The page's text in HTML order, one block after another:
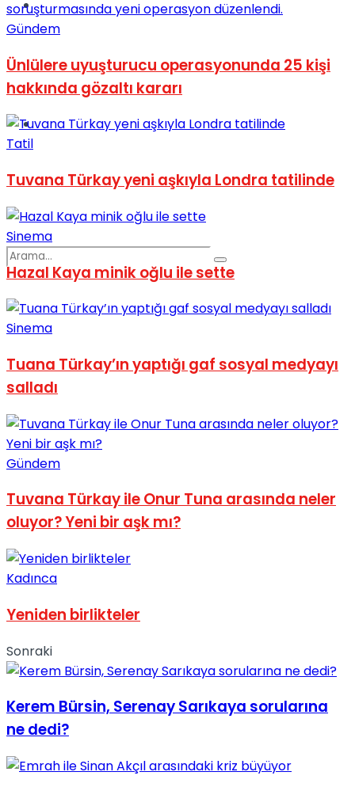
Spor
Podcast
No Result
View All Result
Gündem
Ünlülere uyuşturucu operasyonunda 25 kişi
hakkında gözaltı kararı
Tatil
Tuvana Türkay yeni aşkıyla Londra tatilinde
Sinema
Hazal Kaya minik oğlu ile sette
Sinema
Tuana Türkay’ın yaptığı gaf sosyal medyayı
salladı
Gündem
Tuvana Türkay ile Onur Tuna arasında neler
oluyor? Yeni bir aşk mı?
Kadınca
Yeniden birlikteler
Sonraki
Kerem Bürsin, Serenay Sarıkaya sorularına
ne dedi?